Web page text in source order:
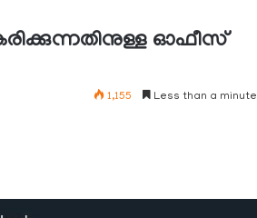
ഓഫീസ്
1,155 Less than a minute